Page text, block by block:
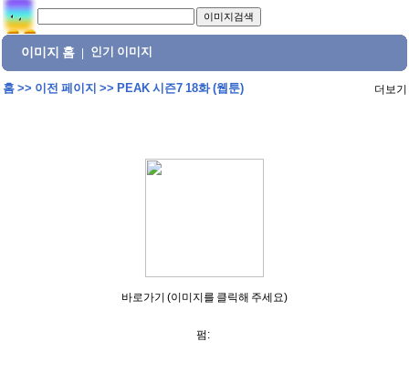
이미지 홈 인기 이미지
홈>> 이전 페이지 >> PEAK 시즌7 18화 (웹툰) 더보기
바로가기 (이미지를 클릭해 주세요)
펌: